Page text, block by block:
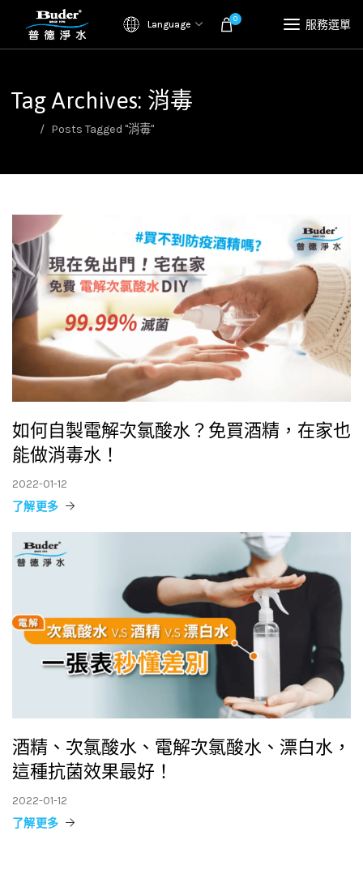
Language 0 服務選單
Tag Archives: 消毒
Posts Tagged "消毒"
如何自製電解次氯酸水？免買酒精，在家也
能做消毒水！
2022-01-12
了解更多
酒精、次氯酸水、電解次氯酸水、漂白水，
這種抗菌效果最好！
2022-01-12
了解更多